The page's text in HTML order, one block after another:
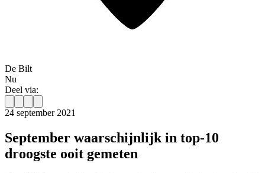
De Bilt
Nu
Deel via:
24 september 2021
September waarschijnlijk in top-10
droogste ooit gemeten